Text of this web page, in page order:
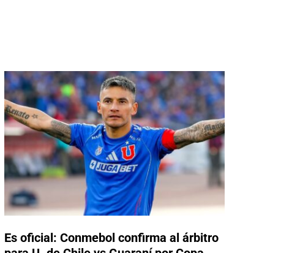
Es oficial: Conmebol confirma al árbitro